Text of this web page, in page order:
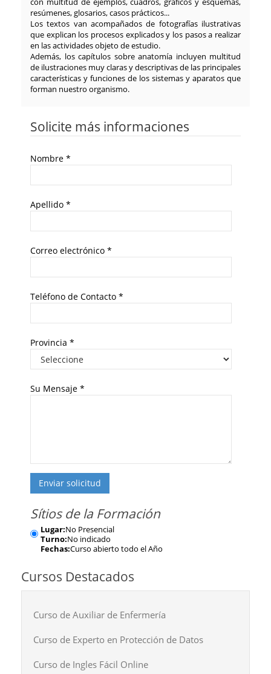
resúmenes, glosarios, casos prácticos...
Los textos van acompañados de fotografías ilustrativas
que explican los procesos explicados y los pasos a realizar
en las actividades objeto de estudio.
Además, los capítulos sobre anatomía incluyen multitud
de ilustraciones muy claras y descriptivas de las principales
características y funciones de los sistemas y aparatos que
forman nuestro organismo.
Solicite más informaciones
Nombre *
Apellido *
Correo electrónico *
Teléfono de Contacto *
Provincia *
Su Mensaje *
Enviar solicitud
Sítios de la Formación
Lugar:No Presencial
Turno:No indicado
Fechas:Curso abierto todo el Año
Cursos Destacados
Curso de Auxiliar de Enfermería
Curso de Experto en Protección de Datos
Curso de Ingles Fácil Online